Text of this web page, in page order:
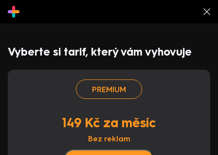
Vyberte si tarif, který vám vyhovuje
PREMIUM
149 Kč za měsíc
Bez reklam